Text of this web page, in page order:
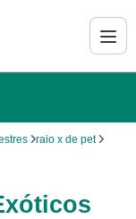
raio x de pet